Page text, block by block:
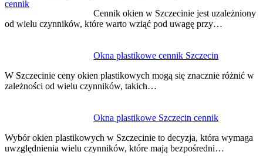
Cennik okien w Szczecinie jest uzależniony
od wielu czynników, które warto wziąć pod uwagę przy…
Okna plastikowe cennik Szczecin
W Szczecinie ceny okien plastikowych mogą się znacznie różnić w
zależności od wielu czynników, takich…
Okna plastikowe Szczecin cennik
Wybór okien plastikowych w Szczecinie to decyzja, która wymaga
uwzględnienia wielu czynników, które mają bezpośredni…